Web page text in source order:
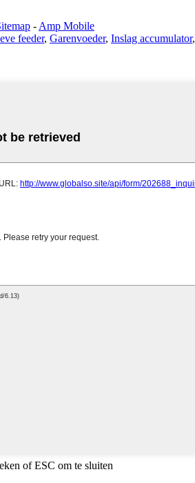
- Amp Mobile
feeder, Garenvoeder, Inslag accumulator,
of ESC om te sluiten